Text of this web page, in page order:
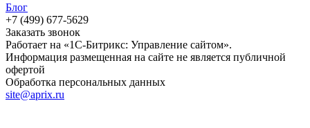
Блог
+7 (499) 677-5629
Заказать звонок
Работает на «1С-Битрикс: Управление сайтом».
Информация размещенная на сайте не является публичной
офертой
Обработка персональных данных
site@aprix.ru